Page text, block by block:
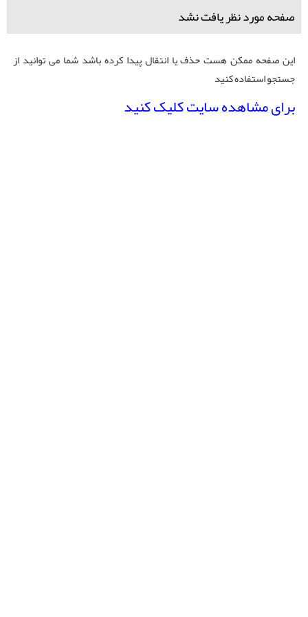
صفحه مورد نظر یافت نشد
این صفحه ممکن هست حذف یا انتقال پیدا کرده باشد شما می توانید از
جستجو استفاده کنید
برای مشاهده سایت کلیک کنید